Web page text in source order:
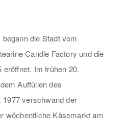
die Stadt vom
Candle Factory und die
Im frühen 20.
Auffüllen des
1977 verschwand der
wöchentliche Käsemarkt am